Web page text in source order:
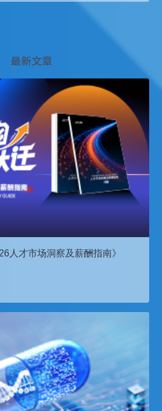
最新文章
人才市场洞察及薪酬指南》